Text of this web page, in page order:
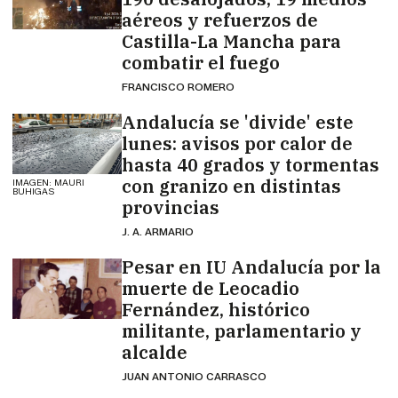
aéreos y refuerzos de
Castilla-La Mancha para
combatir el fuego
FRANCISCO ROMERO
IMAGEN: MAURI
BUHIGAS
Andalucía se 'divide' este
lunes: avisos por calor de
hasta 40 grados y tormentas
con granizo en distintas
provincias
J. A. ARMARIO
Pesar en IU Andalucía por la
muerte de Leocadio
Fernández, histórico
militante, parlamentario y
alcalde
JUAN ANTONIO CARRASCO